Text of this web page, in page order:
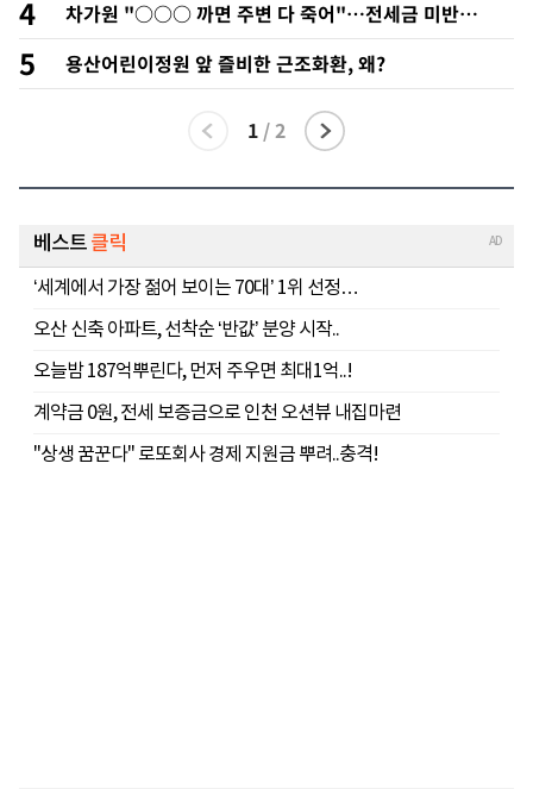
4
차가원 "○○○ 까면 주변 다 죽어"…전세금 미반환
속 녹취 폭로 파장
5 용산어린이정원 앞 즐비한 근조화환, 왜?
1 /2